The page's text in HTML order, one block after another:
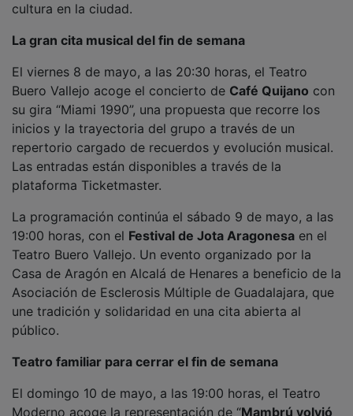
Moderno acoge la representación de “Mambrú volvió
de la guerra”, de Carlos Labraña, dirigida por Salomé
Flor y Gonzala Martín Scherman. Se trata de una
propuesta de teatro familiar que combina emoción y
reflexión en un montaje pensado para todos los
públicos. Las entradas pueden recogerse en la sede de
la Fundación Siglo Futuro.
PUBLICIDAD